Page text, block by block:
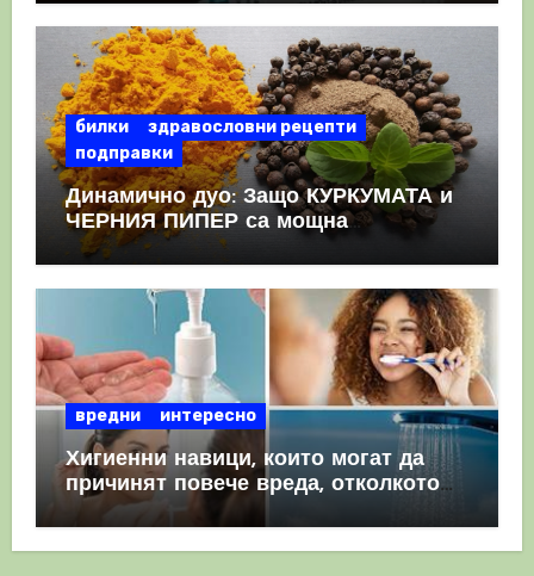
билки
здравословни рецепти
подправки
Динамично дуо: Защо КУРКУМАТА и
ЧЕРНИЯ ПИПЕР са мощна
комбинация
вредни интересно
Хигиенни навици, които могат да
причинят повече вреда, отколкото
полза